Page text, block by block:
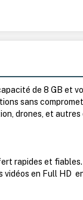
de 8 GB et
sans
drones, et
rapides et fiables.
vidéos en Full HD